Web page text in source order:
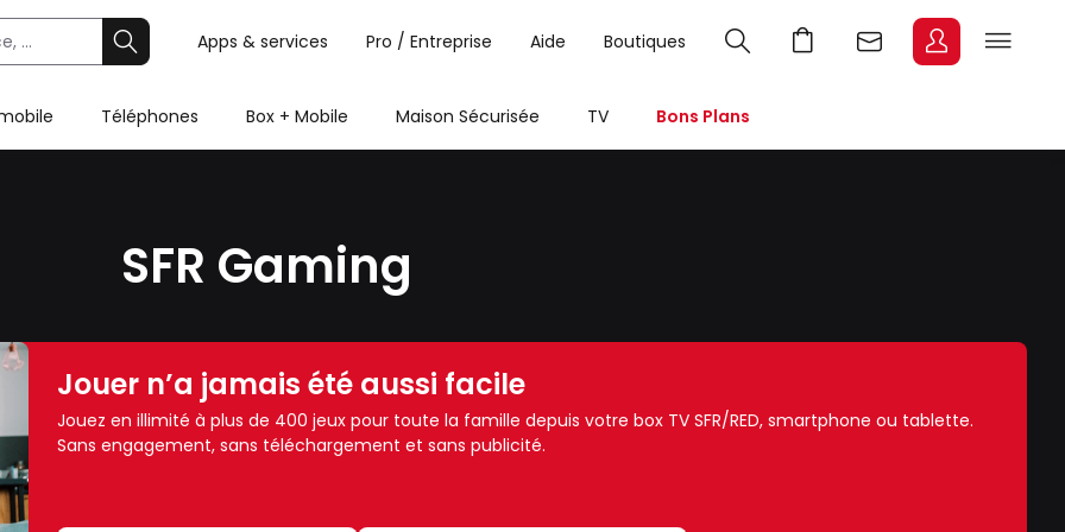
Apps & services Pro / Entreprise Aide Boutiques
Téléphones Box + Mobile Maison Sécurisée TV Bons Plans
SFR Gaming
Jouer n’a jamais été aussi facile
Jouez en illimité à plus de 400 jeux pour toute la famille depuis votre box TV SFR/RED, smartphone ou tablette.
Sans engagement, sans téléchargement et sans publicité.